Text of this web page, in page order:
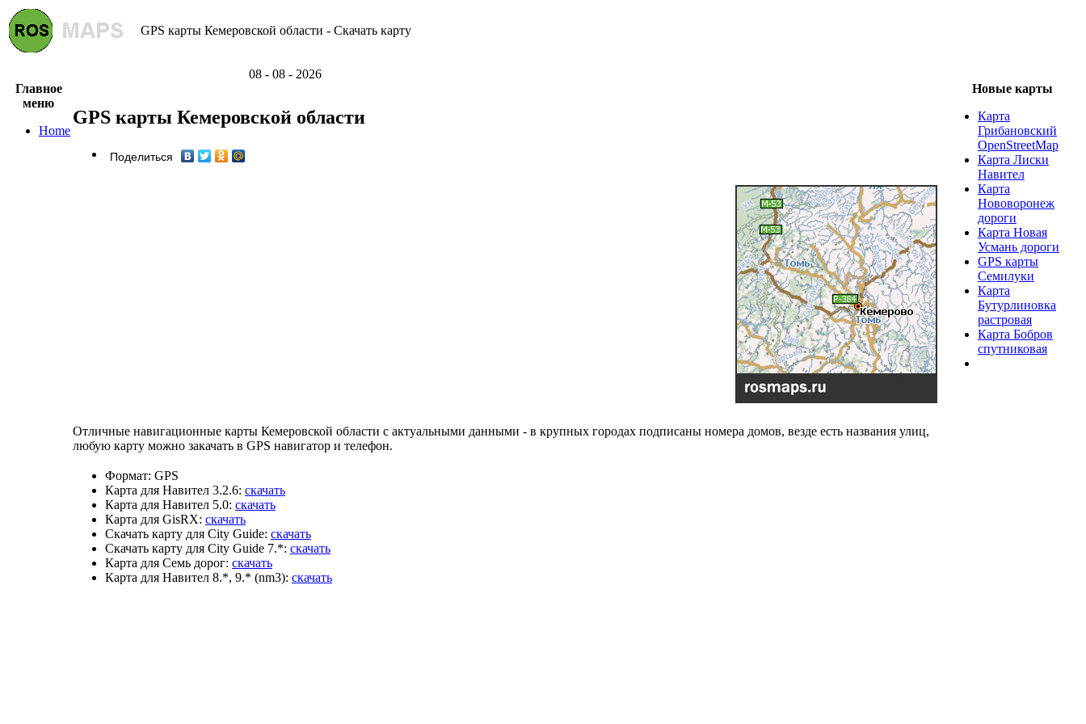
GPS карты Кемеровской области - Скачать карту
08 - 08 - 2026
Главное
меню
Home
GPS карты Кемеровской области
Поделиться
Отличные навигационные карты Кемеровской области с актуальными данными - в крупных городах подписаны номера домов, везде есть названия улиц,
любую карту можно закачать в GPS навигатор и телефон.
Формат: GPS
Карта для Навител 3.2.6: скачать
Карта для Навител 5.0: скачать
Карта для GisRX: скачать
Скачать карту для City Guide: скачать
Скачать карту для City Guide 7.*: скачать
Карта для Семь дорог: скачать
Карта для Навител 8.*, 9.* (nm3): скачать
Новые карты
Карта
Грибановский
OpenStreetMap
Карта Лиски
Навител
Карта
Нововоронеж
дороги
Карта Новая
Усмань дороги
GPS карты
Семилуки
Карта
Бутурлиновка
растровая
Карта Бобров
спутниковая